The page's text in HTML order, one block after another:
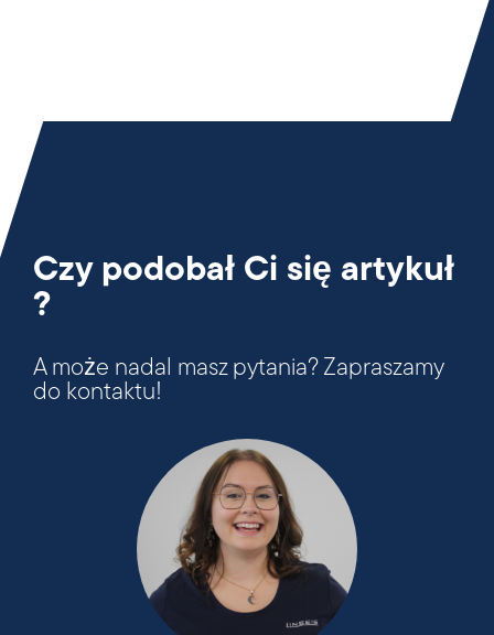
Czy podobał Ci się artykuł
?
A może nadal masz pytania? Zapraszamy
do kontaktu!